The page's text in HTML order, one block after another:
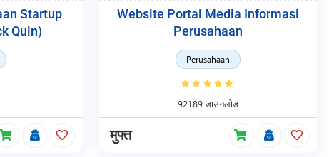
Startup
Quin)
Website Portal Media Informasi
Perusahaan
Perusahaan
92189 डाउनलोड
मुफ्त